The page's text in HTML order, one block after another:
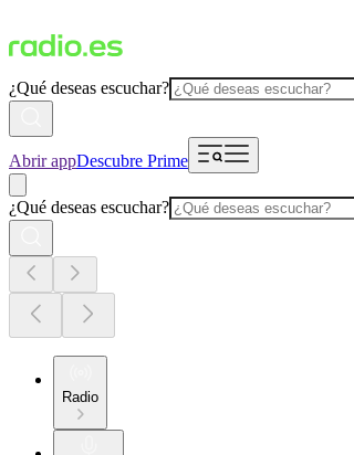
¿Qué deseas escuchar?
Abrir appDescubre Prime
¿Qué deseas escuchar?
Radio